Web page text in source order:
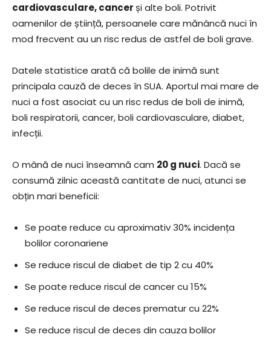
cardiovasculare, cancerși alte boli. Potrivit
oamenilor de știință, persoanele care mănâncă nuci în
mod frecvent au un risc redus de astfel de boli grave.
Datele statistice arată că bolile de inimă sunt
principala cauză de deces în SUA. Aportul mai mare de
nuci a fost asociat cu un risc redus de boli de inimă,
boli respiratorii, cancer, boli cardiovasculare, diabet,
infecții.
O mână de nuci înseamnă cam 20 g nuci. Dacă se
consumă zilnic această cantitate de nuci, atunci se
obțin mari beneficii:
Se poate reduce cu aproximativ 30% incidența
bolilor coronariene
Se reduce riscul de diabet de tip 2 cu 40%
Se poate reduce riscul de cancer cu 15%
Se reduce riscul de deces prematur cu 22%
Se reduce riscul de deces din cauza bolilor